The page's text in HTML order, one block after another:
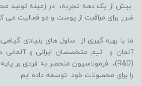
بیش از یک دهه تجربه، در زمینه تولید
ضرر برای مراقبت از پوست و مو فعالیت می
آلمان و تیم متخصصان ایرانی و
را برای محصولات خود توسعه داده ایم.